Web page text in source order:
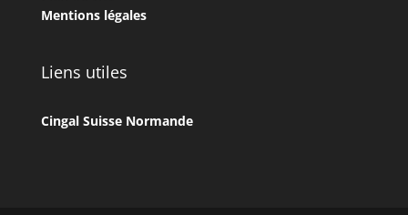
Mentions légales
Liens utiles
Cingal Suisse Normande